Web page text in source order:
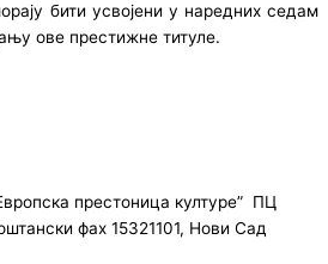
бити усвојени у наредних седам
ове престижне титуле.
престоница културе” ПЦ
фах 15321101, Нови Сад